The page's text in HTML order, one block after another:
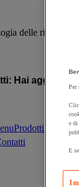
delle ricerche
Hai aggiunto
Prodotti
Per
e di
E